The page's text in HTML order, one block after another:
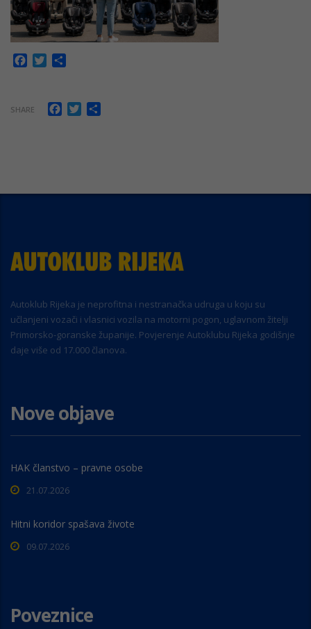
Facebook
Twitter
SHARE Facebook
Twitter
Autoklub Rijeka je neprofitna i nestranačka udruga u koju su
učlanjeni vozači i vlasnici vozila na motorni pogon, uglavnom žitelji
Primorsko-goranske županije. Povjerenje Autoklubu Rijeka godišnje
daje više od 17.000 članova.
Nove objave
HAK članstvo – pravne osobe
21.07.2026
Hitni koridor spašava živote
09.07.2026
Poveznice